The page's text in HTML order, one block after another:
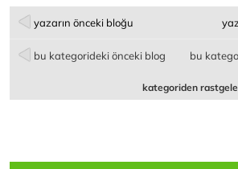
yazarın önceki bloğu
bu kategorideki önceki blog bu
kategoriden